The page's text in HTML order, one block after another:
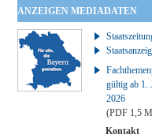
ANZEIGEN MEDIADATEN
gültig ab 1.
2026
(PDF 1,5
Kontakt